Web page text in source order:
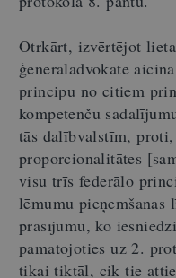
Otrkārt, izvērtējot
ģenerāladvokāte
principu no citiem
kompetenču
tās dalībvalstīm,
proporcionalitātes
visu trīs federālo
lēmumu
prasījumu, ko
pamatojoties uz 2.
tikai tiktāl, cik tie